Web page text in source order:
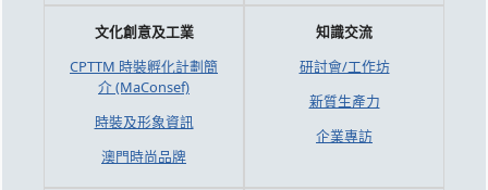
文化創意及工業
CPTTM 時裝孵化計劃簡
介 (MaConsef)
時裝及形象資訊
澳門時尚品牌
知識交流
研討會/工作坊
新質生產力
企業專訪